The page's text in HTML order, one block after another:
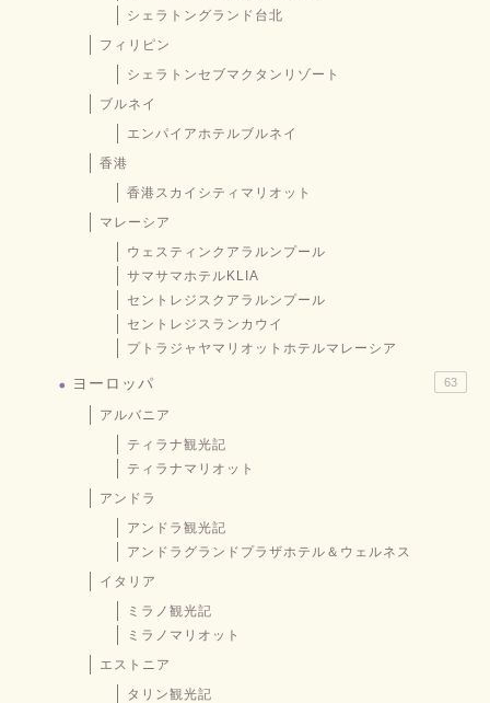
シェラトングランド台北
フィリピン
シェラトンセブマクタンリゾート
ブルネイ
エンパイアホテルブルネイ
香港
香港スカイシティマリオット
マレーシア
ウェスティンクアラルンプール
サマサマホテルKLIA
セントレジスクアラルンプール
セントレジスランカウイ
プトラジャヤマリオットホテルマレーシア
ヨーロッパ 63
アルバニア
ティラナ観光記
ティラナマリオット
アンドラ
アンドラ観光記
アンドラグランドプラザホテル＆ウェルネス
イタリア
ミラノ観光記
ミラノマリオット
エストニア
タリン観光記